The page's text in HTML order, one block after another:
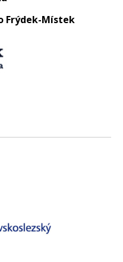
Frýdek-Místek